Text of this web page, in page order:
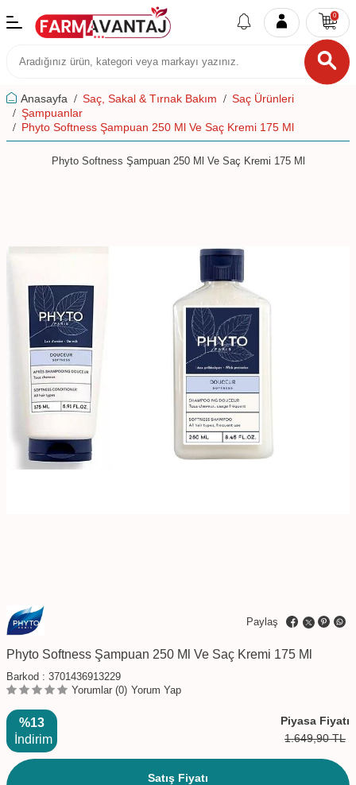
0
Anasayfa Saç, Sakal & Tırnak Bakım
Saç Ürünleri
Şampuanlar
Phyto Softness Şampuan 250 Ml Ve Saç Kremi 175 Ml
Phyto Softness Şampuan 250 Ml Ve Saç Kremi 175 Ml
Paylaş
Phyto Softness Şampuan 250 Ml Ve Saç Kremi 175 Ml
Barkod : 3701436913229
Yorumlar (0) Yorum Yap
%13
İndirim
Piyasa Fiyatı
1.649,90TL
Satış Fiyatı